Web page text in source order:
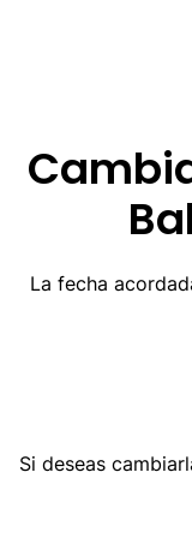
content
La fecha
Si deseas